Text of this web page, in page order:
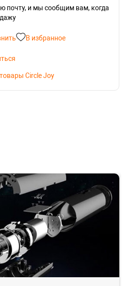
почту, и мы сообщим вам, когда
В избранное
Circle Joy